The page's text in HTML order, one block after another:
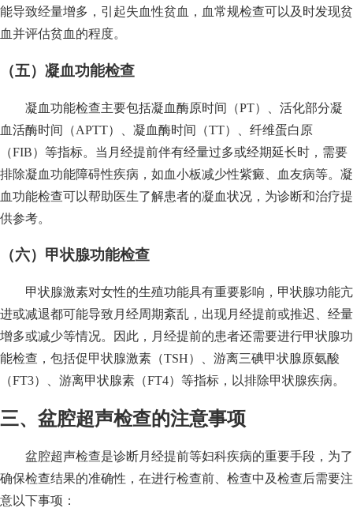
能导致经量增多，引起失血性贫血，血常规检查可以及时发现贫
血并评估贫血的程度。
（五）凝血功能检查
凝血功能检查主要包括凝血酶原时间（PT）、活化部分凝
血活酶时间（APTT）、凝血酶时间（TT）、纤维蛋白原
（FIB）等指标。当月经提前伴有经量过多或经期延长时，需要
排除凝血功能障碍性疾病，如血小板减少性紫癜、血友病等。凝
血功能检查可以帮助医生了解患者的凝血状况，为诊断和治疗提
供参考。
（六）甲状腺功能检查
甲状腺激素对女性的生殖功能具有重要影响，甲状腺功能亢
进或减退都可能导致月经周期紊乱，出现月经提前或推迟、经量
增多或减少等情况。因此，月经提前的患者还需要进行甲状腺功
能检查，包括促甲状腺激素（TSH）、游离三碘甲状腺原氨酸
（FT3）、游离甲状腺素（FT4）等指标，以排除甲状腺疾病。
三、盆腔超声检查的注意事项
盆腔超声检查是诊断月经提前等妇科疾病的重要手段，为了
确保检查结果的准确性，在进行检查前、检查中及检查后需要注
意以下事项：